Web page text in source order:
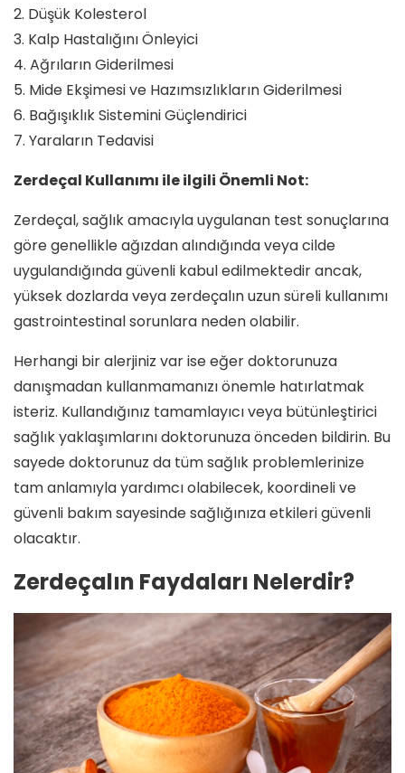
2. Düşük Kolesterol
3. Kalp Hastalığını Önleyici
4. Ağrıların Giderilmesi
5. Mide Ekşimesi ve Hazımsızlıkların Giderilmesi
6. Bağışıklık Sistemini Güçlendirici
7. Yaraların Tedavisi
Zerdeçal Kullanımı ile ilgili Önemli Not:
Zerdeçal, sağlık amacıyla uygulanan test sonuçlarına
göre genellikle ağızdan alındığında veya cilde
uygulandığında güvenli kabul edilmektedir ancak,
yüksek dozlarda veya zerdeçalın uzun süreli kullanımı
gastrointestinal sorunlara neden olabilir.
Herhangi bir alerjiniz var ise eğer doktorunuza
danışmadan kullanmamanızı önemle hatırlatmak
isteriz. Kullandığınız tamamlayıcı veya bütünleştirici
sağlık yaklaşımlarını doktorunuza önceden bildirin. Bu
sayede doktorunuz da tüm sağlık problemlerinize
tam anlamıyla yardımcı olabilecek, koordineli ve
güvenli bakım sayesinde sağlığınıza etkileri güvenli
olacaktır.
Zerdeçalın Faydaları Nelerdir?